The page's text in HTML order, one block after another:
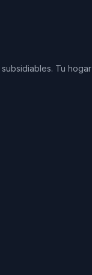
Tu hogar